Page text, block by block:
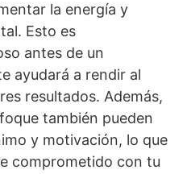
la energía y
Esto es
antes de un
ayudará a rendir al
resultados. Además,
también pueden
y motivación, lo que
comprometido con tu